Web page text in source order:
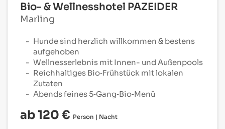
Bio- & Wellnesshotel PAZEIDER
Marling
Hunde sind herzlich willkommen & bestens
aufgehoben
Wellnesserlebnis mit Innen- und Außenpools
Reichhaltiges Bio‑Frühstück mit lokalen
Zutaten
Abends feines 5‑Gang‑Bio‑Menü
ab 120 € Person | Nacht